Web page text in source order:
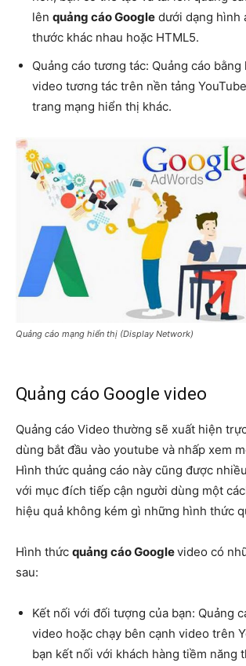
lên quảng cáo Google dưới dạng hình
thước khác nhau hoặc HTML5.
Quảng cáo tương tác: Quảng cáo bằng
video tương tác trên nền tảng
trang mạng hiển thị khác.
Quảng cáo mạng hiển thị (Display Network)
Quảng cáo Google video
Quảng cáo Video thường sẽ xuất hiện
dùng bắt đầu vào youtube và nhấp xem
Hình thức quảng cáo này cũng được
với mục đích tiếp cận người dùng một
hiệu quả không kém gì những hình thức
Hình thức quảng cáo Googlevideo có
sau:
Kết nối với đối tượng của bạn: Quảng
video hoặc chạy bên cạnh video trên
bạn kết nối với khách hàng tiềm năng